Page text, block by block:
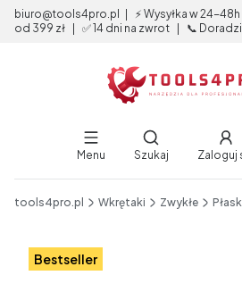
biuro@tools4pro.pl | ⚡ Wysyłka w 24-
od 399 zł | ✅ 14 dni na zwrot | 📞
Menu
Otwórz
Szukaj Zaloguj
tools4pro.pl Wkrętaki Zwykłe
Etykiety
Bestseller